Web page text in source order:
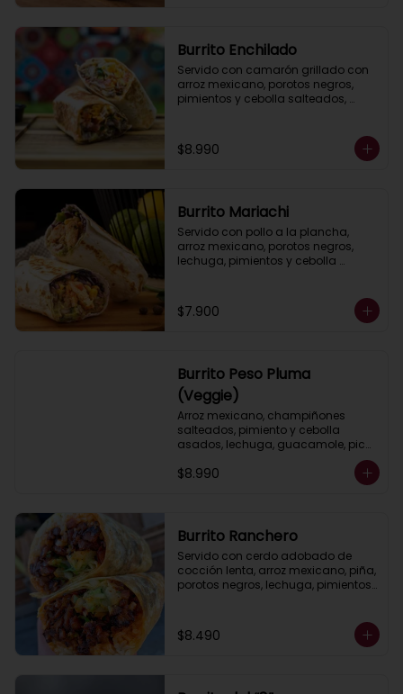
Burrito Enchilado
Servido con camarón grillado con
arroz mexicano, porotos negros,
pimientos y cebolla salteados,
$8.990
Burrito Mariachi
Servido con pollo a la plancha,
arroz mexicano, porotos negros,
lechuga, pimientos y cebolla
$7.900
Burrito Peso Pluma
(Veggie)
Arroz mexicano, champiñones
salteados, pimiento y cebolla
asados, lechuga, guacamole, pico
ácida).
$8.990
Burrito Ranchero
Servido con cerdo adobado de
cocción lenta, arroz mexicano, piña,
porotos negros, lechuga, pimientos
ácida).
$8.490